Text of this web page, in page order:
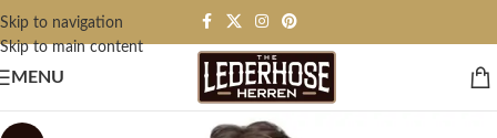
Skip to navigation
Skip to main content
MENU